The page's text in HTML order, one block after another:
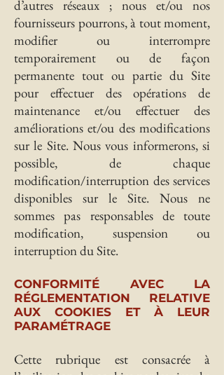
d’autres réseaux ; nous et/ou nos
fournisseurs pourrons, à tout moment,
modifier ou interrompre
temporairement ou de façon
permanente tout ou partie du Site
pour effectuer des opérations de
maintenance et/ou effectuer des
améliorations et/ou des modifications
sur le Site. Nous vous informerons, si
possible, de chaque
modification/interruption des services
disponibles sur le Site. Nous ne
sommes pas responsables de toute
modification, suspension ou
interruption du Site.
CONFORMITÉ AVEC LA
RÉGLEMENTATION RELATIVE
AUX COOKIES ET À LEUR
PARAMÉTRAGE
Cette rubrique est consacrée à